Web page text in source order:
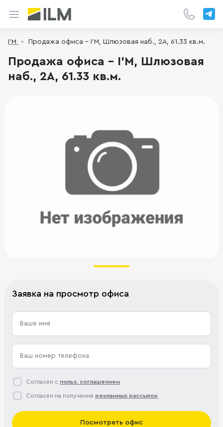
I’M Продажа офиса - I’M, Шлюзовая наб., 2А, 61.33 кв.м.
Продажа офиса - I’M, Шлюзовая
наб., 2А, 61.33 кв.м.
Заявка на просмотр офиса
Согласен с польз. соглашением
Согласен на получение рекламных рассылок
Посмотреть офис